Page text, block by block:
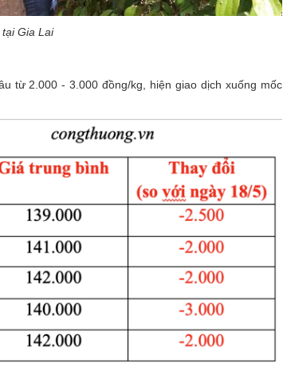
Gia Lai
từ 2.000 - 3.000 đồng/kg, hiện giao dịch xuống mốc